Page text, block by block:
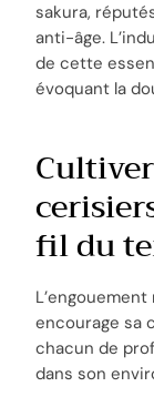
sakura,
anti-âge.
de cette
évoquant la
fil du
encourage sa
chacun de
dans son